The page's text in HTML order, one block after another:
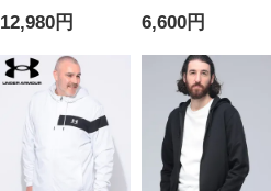
プ MOTIVATE RIB
HYBRID HD トッ
プス フード 長袖
スポーツ 大きいサ
イズ メンズ
12,980円
パーカー
SOLOTEX＆カル
キュロ クレイジー
切替 トップス 吸
汗速乾 ドライ 大
きいサイズ メンズ
6,600円